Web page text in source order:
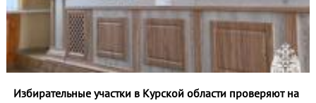
Избирательные участки в Курской области проверяют на